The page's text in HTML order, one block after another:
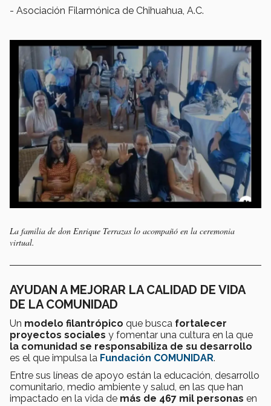
- Asociación Filarmónica de Chihuahua, A.C.
La familia de don Enrique Terrazas lo acompañó en la ceremonia
virtual.
AYUDAN A MEJORAR LA CALIDAD DE VIDA
DE LA COMUNIDAD
Un modelo filantrópico que busca fortalecer
proyectos sociales y fomentar una cultura en la que
la comunidad se responsabiliza de su desarrollo
es el que impulsa la Fundación COMUNIDAR.
Entre sus líneas de apoyo están la educación, desarrollo
comunitario, medio ambiente y salud, en las que han
impactado en la vida de más de 467 mil personas en